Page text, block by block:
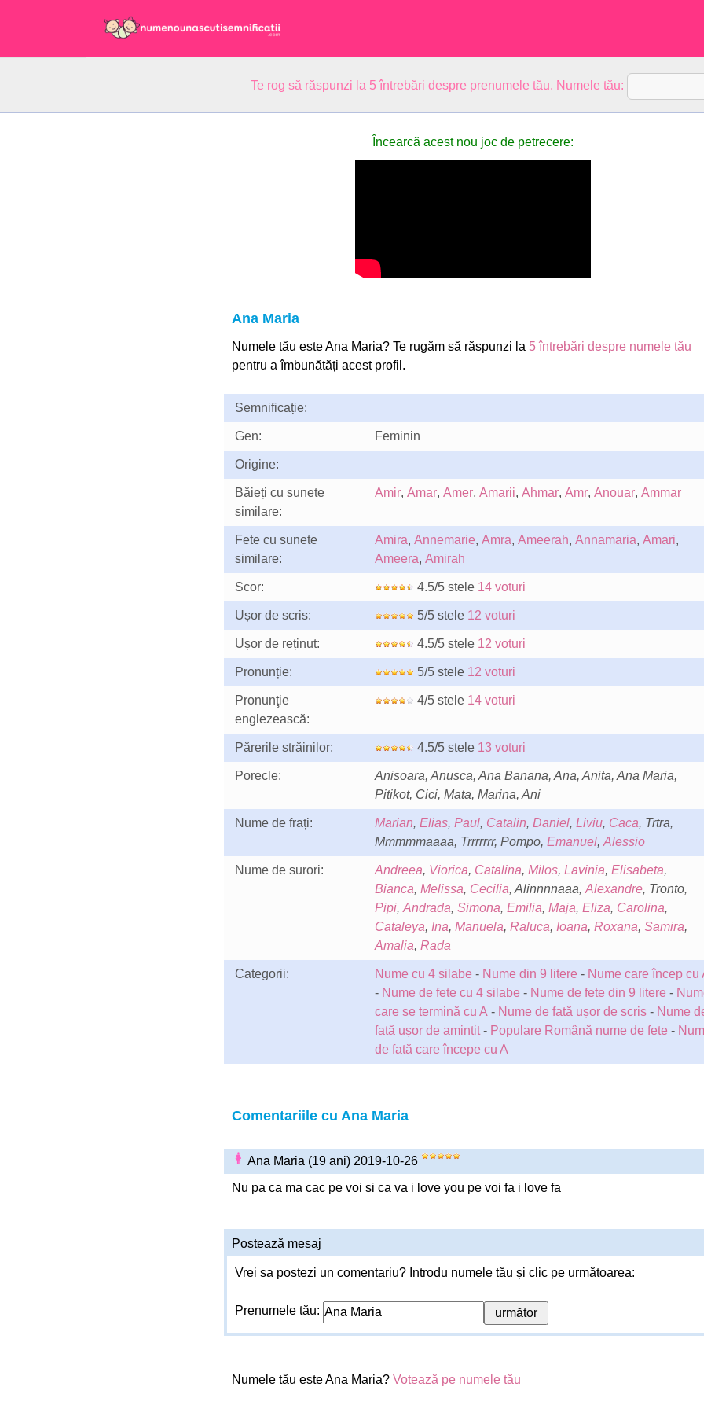
Te rog să răspunzi la 5 întrebări despre prenumele tău. Numele tău:
Încearcă acest nou joc de petrecere:
Ana Maria
Numele tău este Ana Maria? Te rugăm să răspunzi la 5 întrebări despre numele tău
pentru a îmbunătăți acest profil.
Semnificație:
Gen: Feminin
Origine:
Băieți cu sunete
similare:
Amir, Amar, Amer, Amarii, Ahmar, Amr, Anouar, Ammar
Fete cu sunete
similare:
Amira, Annemarie, Amra, Ameerah, Annamaria, Amari,
Ameera, Amirah
Scor: 4.5/5 stele 14 voturi
Ușor de scris: 5/5 stele 12 voturi
Ușor de reținut: 4.5/5 stele 12 voturi
Pronunție: 5/5 stele 12 voturi
Pronunţie
englezească:
4/5 stele 14 voturi
Părerile străinilor: 4.5/5 stele 13 voturi
Porecle:
Anisoara, Anusca, Ana Banana, Ana, Anita, Ana Maria,
Pitikot, Cici, Mata, Marina, Ani
Nume de frați: Marian, Elias, Paul, Catalin, Daniel, Liviu, Caca, Trtra,
Mmmmmaaaa, Trrrrrrr, Pompo, Emanuel, Alessio
Nume de surori: Andreea, Viorica, Catalina, Milos, Lavinia, Elisabeta,
Bianca, Melissa, Cecilia, Alinnnnaaa, Alexandre, Tronto,
Pipi, Andrada, Simona, Emilia, Maja, Eliza, Carolina,
Cataleya, Ina, Manuela, Raluca, Ioana, Roxana, Samira,
Amalia, Rada
Categorii: Nume cu 4 silabe - Nume din 9 litere - Nume care încep cu
- Nume de fete cu 4 silabe - Nume de fete din 9 litere -
care se termină cu A - Nume de fată ușor de scris- Nume
fată ușor de amintit- Populare Română nume de fete -
de fată care începe cu A
Comentariile cu Ana Maria
Ana Maria (19 ani) 2019-10-26
Nu pa ca ma cac pe voi si ca va i love you pe voi fa i love fa
Postează mesaj
Vrei sa postezi un comentariu? Introdu numele tău și clic pe următoarea:
Prenumele tău:
Numele tău este Ana Maria? Votează pe numele tău